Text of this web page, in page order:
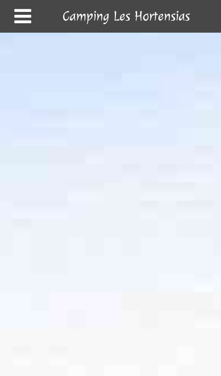
Camping Les Hortensias